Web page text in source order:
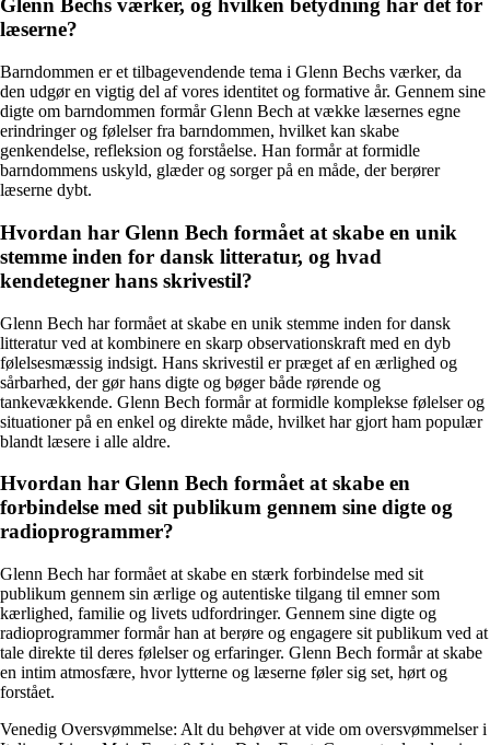
Glenn Bechs værker, og hvilken betydning har det for
læserne?
Barndommen er et tilbagevendende tema i Glenn Bechs værker, da
den udgør en vigtig del af vores identitet og formative år. Gennem sine
digte om barndommen formår Glenn Bech at vække læsernes egne
erindringer og følelser fra barndommen, hvilket kan skabe
genkendelse, refleksion og forståelse. Han formår at formidle
barndommens uskyld, glæder og sorger på en måde, der berører
læserne dybt.
Hvordan har Glenn Bech formået at skabe en unik
stemme inden for dansk litteratur, og hvad
kendetegner hans skrivestil?
Glenn Bech har formået at skabe en unik stemme inden for dansk
litteratur ved at kombinere en skarp observationskraft med en dyb
følelsesmæssig indsigt. Hans skrivestil er præget af en ærlighed og
sårbarhed, der gør hans digte og bøger både rørende og
tankevækkende. Glenn Bech formår at formidle komplekse følelser og
situationer på en enkel og direkte måde, hvilket har gjort ham populær
blandt læsere i alle aldre.
Hvordan har Glenn Bech formået at skabe en
forbindelse med sit publikum gennem sine digte og
radioprogrammer?
Glenn Bech har formået at skabe en stærk forbindelse med sit
publikum gennem sin ærlige og autentiske tilgang til emner som
kærlighed, familie og livets udfordringer. Gennem sine digte og
radioprogrammer formår han at berøre og engagere sit publikum ved at
tale direkte til deres følelser og erfaringer. Glenn Bech formår at skabe
en intim atmosfære, hvor lytterne og læserne føler sig set, hørt og
forstået.
Venedig Oversvømmelse: Alt du behøver at vide om oversvømmelser i